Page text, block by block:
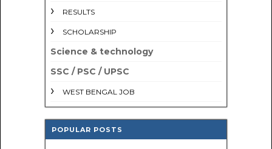
RESULTS
SCHOLARSHIP
Science & technology
SSC / PSC / UPSC
WEST BENGAL JOB
POPULAR POSTS